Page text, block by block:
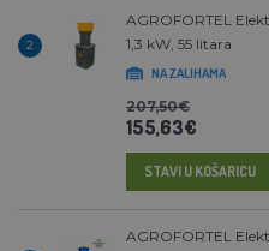
2
AGROFORTEL
1,3 kW, 55 litara
NA ZALIHAMA
207,50€
155,63€
STAVI U KOŠARICU
AGROFORTEL